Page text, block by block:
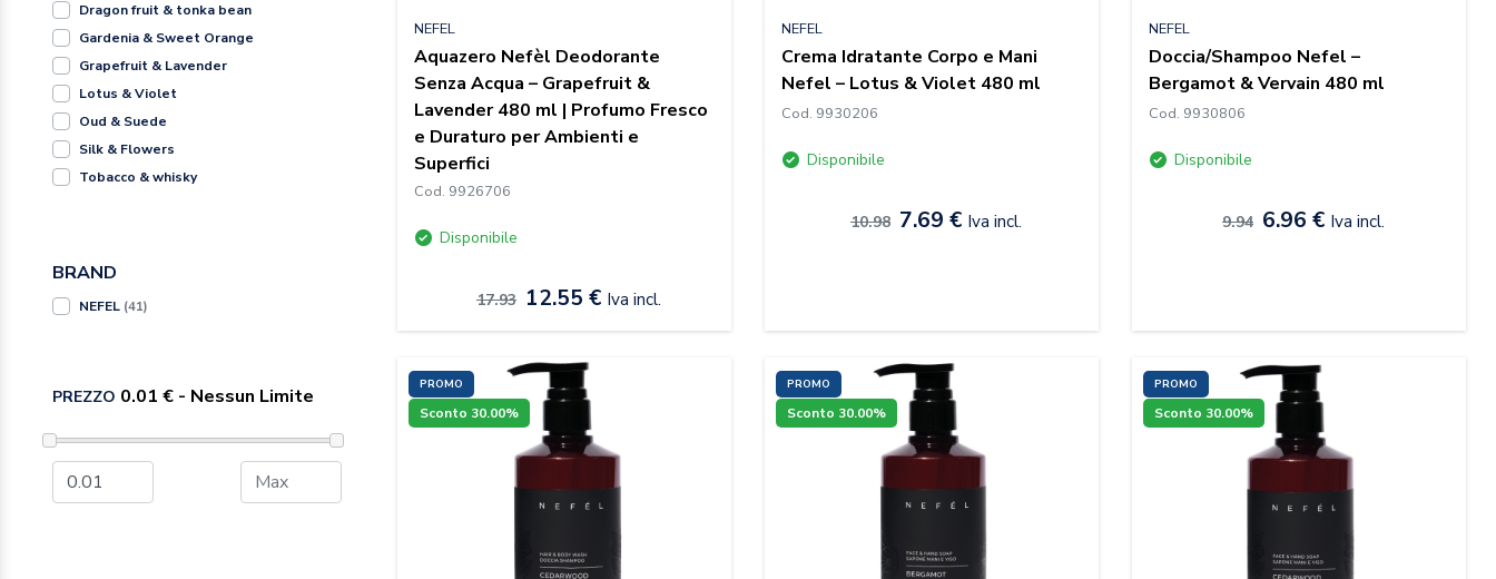
Dragon fruit & tonka bean
Gardenia & Sweet Orange
Grapefruit & Lavender
Lotus & Violet
Oud & Suede
Silk & Flowers
Tobacco & whisky
BRAND
NEFEL (41)
PREZZO
NEFEL
Aquazero Nefèl Deodorante
Senza Acqua – Grapefruit &
Lavender 480 ml | Profumo Fresco
e Duraturo per Ambienti e
Superfici
Cod. 9926706
Disponibile
17.93 12.55 € Iva incl.
NEFEL
Crema Idratante Corpo e Mani
Nefel – Lotus & Violet 480 ml
Cod. 9930206
Disponibile
10.98 7.69 € Iva incl.
NEFEL
Doccia/Shampoo Nefel –
Bergamot & Vervain 480 ml
Cod. 9930806
Disponibile
9.94 6.96 € Iva incl.
PROMO
Sconto 30.00%
PROMO
Sconto 30.00%
PROMO
Sconto 30.00%